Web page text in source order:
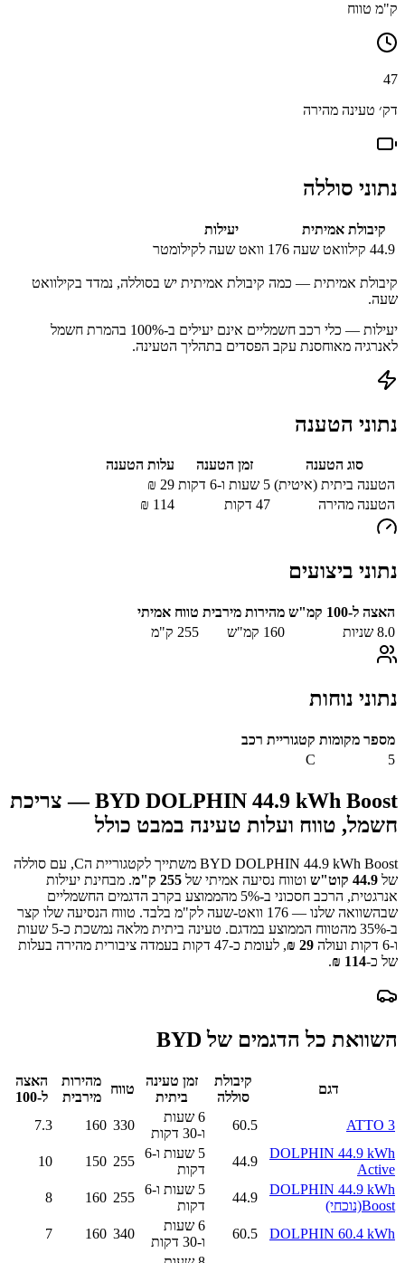
ק"מ טווח
47
דק׳ טעינה מהירה
נתוני סוללה
קיבולת אמיתית
יעילות
44.9 קילוואט שעה 176 וואט שעה לקילומטר
קיבולת אמיתית — כמה קיבולת אמיתית יש בסוללה, נמדד בקילוואט
שעה.
יעילות — כלי רכב חשמליים אינם יעילים ב-100% בהמרת חשמל
לאנרגיה מאוחסנת עקב הפסדים בתהליך הטעינה.
נתוני הטענה
סוג הטענה זמן הטענה
עלות הטענה
הטענה ביתית (איטית) 5 שעות ו-6 דקות 29
₪
הטענה מהירה
47 דקות 114
₪
נתוני ביצועים
האצה ל-100 קמ"ש מהירות מירבית טווח אמיתי
8.0 שניות 160 קמ"ש 255 ק"מ
נתוני נוחות
מספר מקומות קטגוריית רכב
5
C
BYD DOLPHIN 44.9 kWh Boost— צריכת
חשמל, טווח ועלות טעינה במבט כולל
BYD DOLPHIN 44.9 kWh Boost משתייך לקטגוריית הC, עם סוללה
של 44.9 קוט"ש וטווח נסיעה אמיתי של 255 ק"מ. מבחינת יעילות
אנרגטית, הרכב חסכוני ב-
5 % מהממוצע בקרב הדגמים החשמליים
שבהשוואה שלנו — 176 וואט-שעה לק"מ בלבד. טווח הנסיעה שלו קצר
ב-
35% מהטווח הממוצע במדגם. טעינה ביתית מלאה נמשכת כ-
5 שעות
ו-6 דקות
ועולה 29
₪, לעומת כ-47 דקות בעמדה ציבורית מהירה בעלות
של כ-114
₪
.
השוואת כל הדגמים שלBYD
דגם
קיבולת
סוללה
זמן טעינה
ביתית
טווח
מהירות
מירבית
האצה
ל-100
ATTO 3
60.5
6 שעות
ו-30 דקות
330
160
7.3
DOLPHIN 44.9 kWh
Active
44.9
5 שעות ו-6
דקות
255
150
10
DOLPHIN 44.9 kWh
Boost(נוכחי)
44.9
5 שעות ו-6
דקות
255
160
8
DOLPHIN 60.4 kWh
60.5
6 שעות
ו-30 דקות
340
160
7